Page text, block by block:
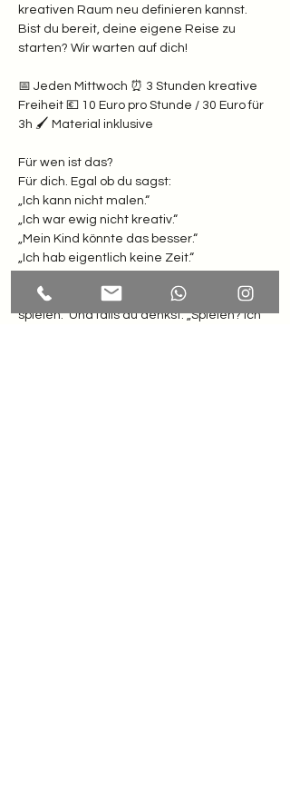
kreativen Raum neu definieren kannst.
Bist du bereit, deine eigene Reise zu
starten? Wir warten auf dich!
📅 Jeden Mittwoch ⏰ 3 Stunden kreative
Freiheit 💶 10 Euro pro Stunde / 30 Euro für
3h 🖌️ Material inklusive
Für wen ist das?
Für dich. Egal ob du sagst:
„Ich kann nicht malen.“
„Ich war ewig nicht kreativ.“
„Mein Kind könnte das besser.“
„Ich hab eigentlich keine Zeit.“
Weißt du was? Hier zählt nur eines: Lust zu
spielen.  Und falls du denkst: „Spielen? Ich